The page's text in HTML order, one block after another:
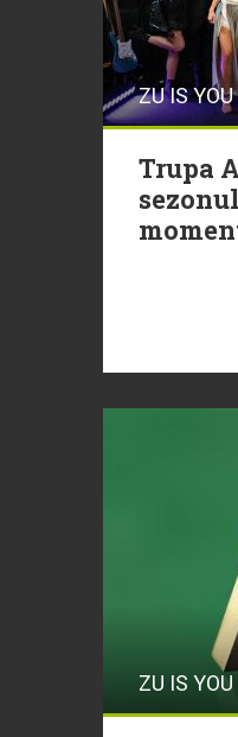
ZU IS YOU
Trupa
ZU IS YOU